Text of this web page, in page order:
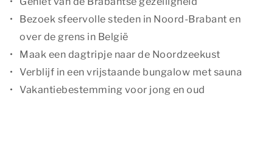
Bezoek sfeervolle steden in Noord-Brabant en
over de grens in België
Maak een dagtripje naar de Noordzeekust
Verblijf in een vrijstaande bungalow met sauna
Vakantiebestemming voor jong en oud